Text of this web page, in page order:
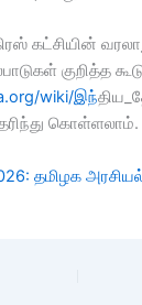
கட்சியின்
குறித்த
wiki/இந
கொள்ளலாம்.
தமிழக